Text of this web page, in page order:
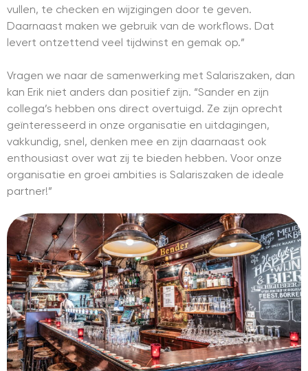
vullen, te checken en wijzigingen door te geven.
Daarnaast maken we gebruik van de workflows. Dat
levert ontzettend veel tijdwinst en gemak op.”
Vragen we naar de samenwerking met Salariszaken, dan
kan Erik niet anders dan positief zijn. “Sander en zijn
collega’s hebben ons direct overtuigd. Ze zijn oprecht
geïnteresseerd in onze organisatie en uitdagingen,
vakkundig, snel, denken mee en zijn daarnaast ook
enthousiast over wat zij te bieden hebben. Voor onze
organisatie en groei ambities is Salariszaken de ideale
partner!”